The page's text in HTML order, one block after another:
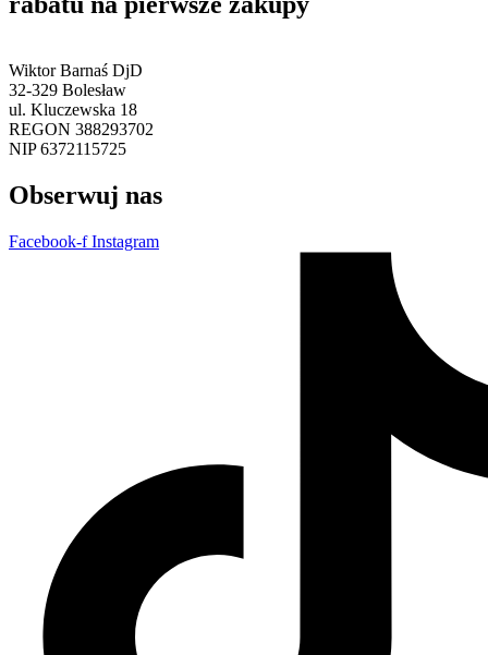
Wiktor Barnaś DjD
32-329 Bolesław
ul. Kluczewska 18
REGON 388293702
NIP 6372115725
Obserwuj nas
Facebook-f Instagram